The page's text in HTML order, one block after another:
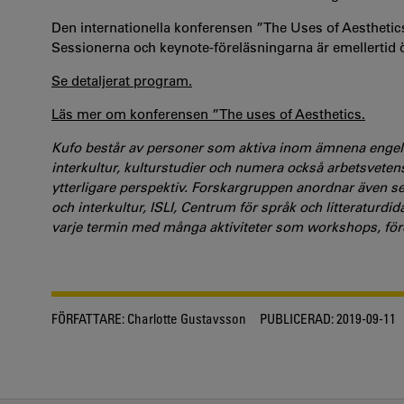
Den internationella konferensen ”The Uses of
Sessionerna och keynote-föreläsningarna är
Se detaljerat program.
Läs mer om konferensen ”The uses of Aesthetics.
Kufo består av personer som aktiva inom ämnena
interkultur, kulturstudier och numera också
ytterligare perspektiv. Forskargruppen anordnar även
och interkultur, ISLI, Centrum för språk och
varje termin med många aktiviteter som workshops,
FÖRFATTARE: Charlotte Gustavsson PUBLICERAD:2019-09-11